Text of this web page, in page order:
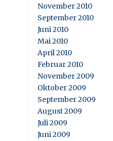
November 2010
September 2010
Juni 2010
Mai 2010
April 2010
Februar 2010
November 2009
Oktober 2009
September 2009
August 2009
Juli 2009
Juni 2009